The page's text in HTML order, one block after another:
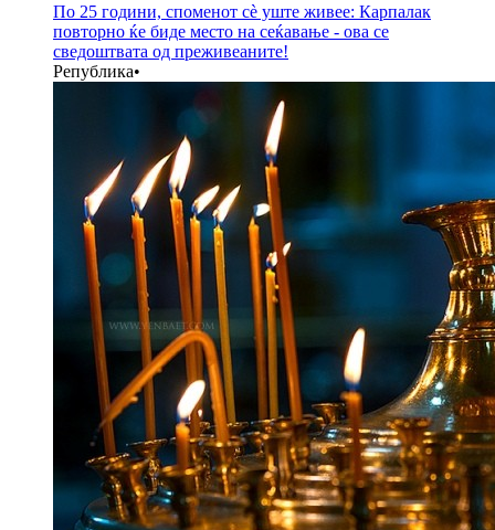
По 25 години, споменот сè уште живее: Карпалак
повторно ќе биде место на сеќавање - ова се
сведоштвата од преживеаните!
Република•